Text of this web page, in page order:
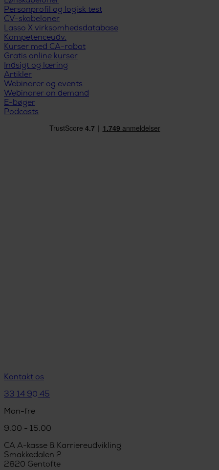
Personprofil og logisk test
CV-skabeloner
Lasso X virksomhedsdatabase
Kompetenceudv.
Kurser med CA-rabat
Gratis online kurser
Indsigt og læring
Artikler
Webinarer og events
Webinarer on demand
E-bøger
Podcasts
Kontakt os
33 14 90 45
Man-fre
9.00 - 15.00
CA A-kasse & Karriereudvikling
Smakkedalen 2
2820 Gentofte